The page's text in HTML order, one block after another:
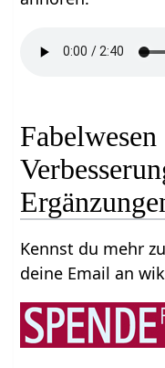
Fabelwesen
Kennst du mehr
deine Email an